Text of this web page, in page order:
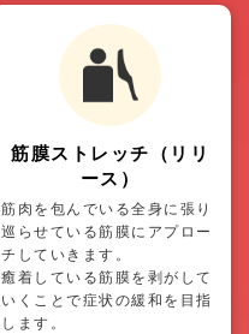
筋膜ストレッチ（リリ
ース）
筋肉を包んでいる全身に張り
巡らせている筋膜にアプロー
チしていきます。
癒着している筋膜を剥がして
いくことで症状の緩和を目指
します。